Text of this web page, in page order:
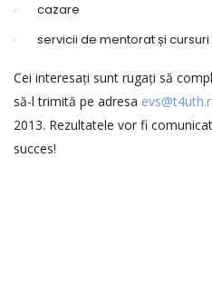
cazare
servicii de mentorat și
Cei interesați sunt rugați să
să-l trimită pe adresa
2013. Rezultatele vor fi
succes!